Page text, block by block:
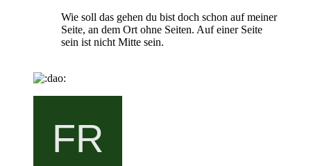
Wie soll das gehen du bist doch schon auf meiner
Seite, an dem Ort ohne Seiten. Auf einer Seite
sein ist nicht Mitte sein.